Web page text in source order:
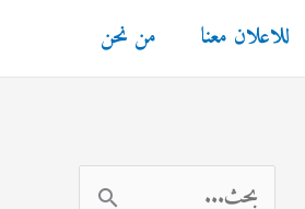
للاعلان معنا من نحن